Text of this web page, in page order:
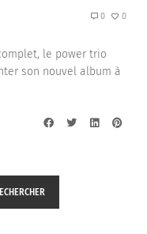
0 0
le power trio
son nouvel album à